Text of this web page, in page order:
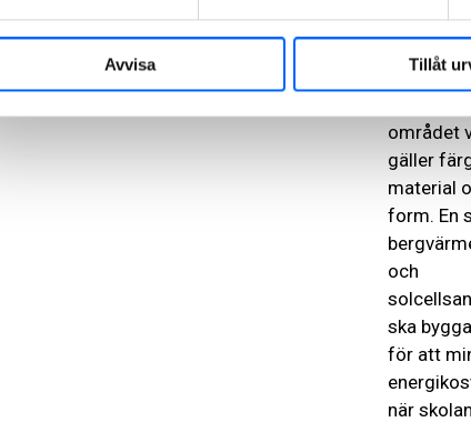
Avvisa Tillåt
med
området
gäller
material
form. En
och
ska
för att
när